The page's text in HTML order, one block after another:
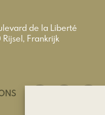
de la Liberté
Frankrijk